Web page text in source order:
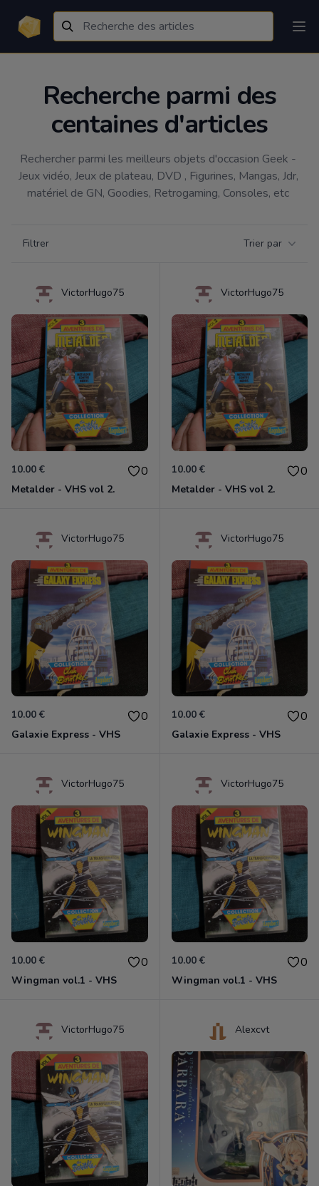
Recherche parmi des
centaines d'articles
Rechercher parmi les meilleurs objets d'occasion Geek -
Jeux vidéo, Jeux de plateau, DVD , Figurines, Mangas, Jdr,
matériel de GN, Goodies, Retrogaming, Consoles, etc
Filtrer Trier par
VictorHugo75
10.00 € 0
Metalder - VHS vol 2.
VictorHugo75
10.00 € 0
Metalder - VHS vol 2.
VictorHugo75
10.00 € 0
Galaxie Express - VHS
VictorHugo75
10.00 € 0
Galaxie Express - VHS
VictorHugo75
10.00 € 0
Wingman vol.1 - VHS
VictorHugo75
10.00 € 0
Wingman vol.1 - VHS
VictorHugo75 Alexcvt